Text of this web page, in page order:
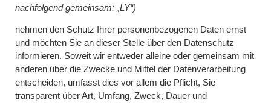
nachfolgend gemeinsam: „LY“)
nehmen den Schutz Ihrer personenbezogenen Daten ernst
und möchten Sie an dieser Stelle über den Datenschutz
informieren. Soweit wir entweder alleine oder gemeinsam mit
anderen über die Zwecke und Mittel der Datenverarbeitung
entscheiden, umfasst dies vor allem die Pflicht, Sie
transparent über Art, Umfang, Zweck, Dauer und